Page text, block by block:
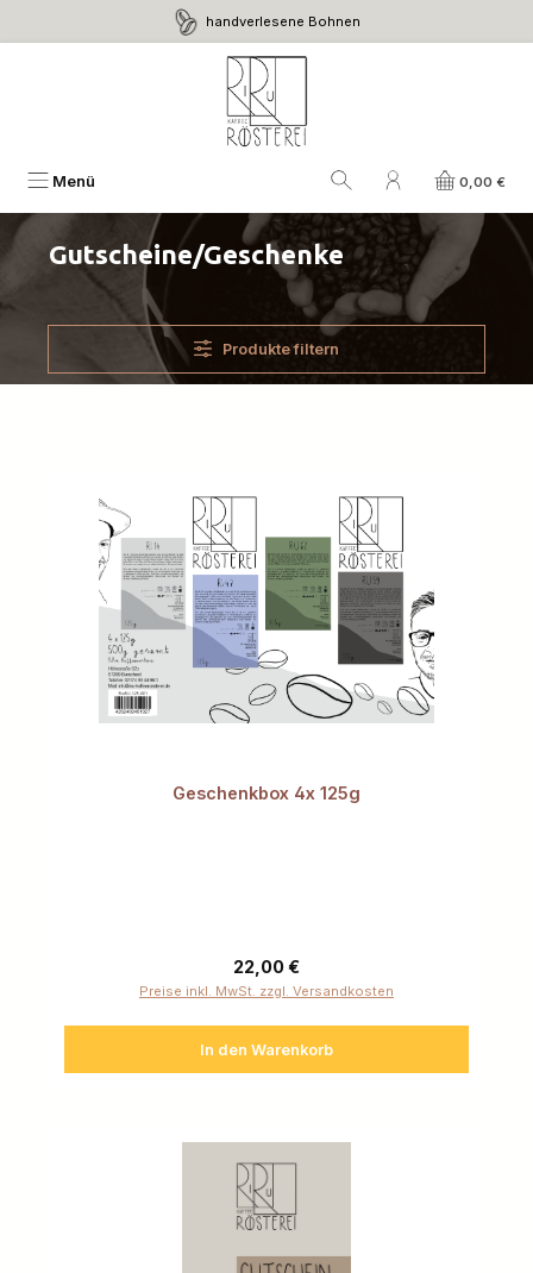
Zum Hauptinhalt springen handverlesene Bohnen
Menü 0,00 €
Gutscheine/Geschenke
Produkte filtern
Geschenkbox 4x 125g
Regulärer Preis:
22,00 €
Preise inkl. MwSt. zzgl. Versandkosten
In den Warenkorb